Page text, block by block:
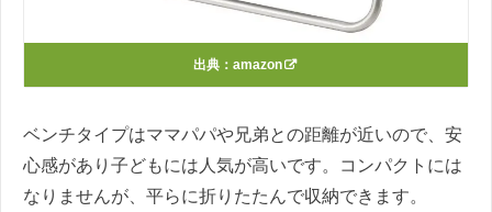
出典： amazon
ベンチタイプはママパパや兄弟との距離が近いので、安
心感があり子どもには人気が高いです。コンパクトには
なりませんが、平らに折りたたんで収納できます。